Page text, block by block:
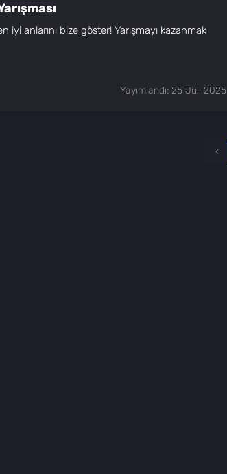
anlarını bize göster! Yarışmayı kazanmak
Yayımlandı: 25 Jul, 2025
‹